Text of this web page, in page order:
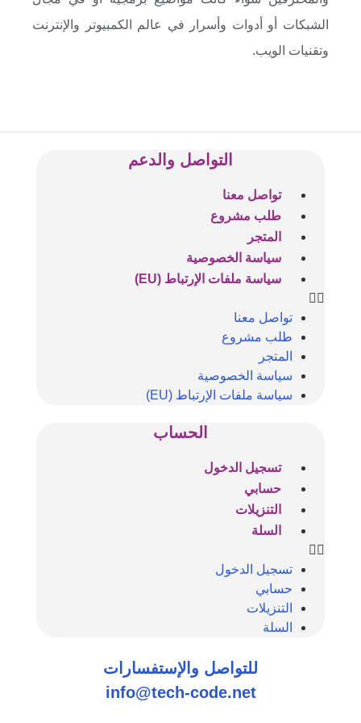
الشبكات أو أدوات وأسرار في عالم الكمبيوتر والإنترنت
وتقنيات الويب.
التواصل والدعم
تواصل معنا
طلب مشروع
المتجر
سياسة الخصوصية
سياسة ملفات الإرتباط (EU)
تواصل معنا
طلب مشروع
المتجر
سياسة الخصوصية
سياسة ملفات الإرتباط (EU)
الحساب
تسجيل الدخول
حسابي
التنزيلات
السلة
تسجيل الدخول
حسابي
التنزيلات
السلة
للتواصل والإستفسارات
info@tech-code.net